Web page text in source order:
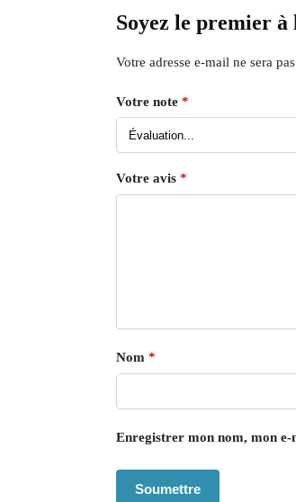
Soyez le premier
Votre adresse e-mail ne sera
Votre note *
Votre avis *
Nom *
Enregistrer mon nom, mon